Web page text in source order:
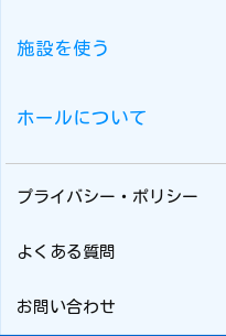
施設を使う
ホールについて
プライバシー・ポリシー
よくある質問
お問い合わせ